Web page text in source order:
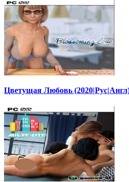
Цветущая Любовь (2020|Рус|Англ)